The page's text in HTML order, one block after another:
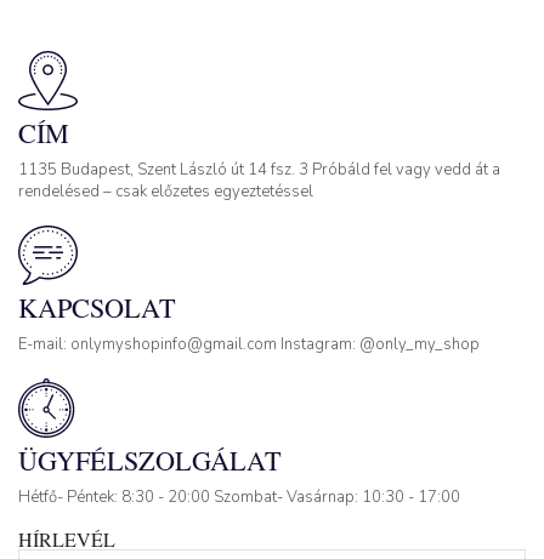
CÍM
1135 Budapest, Szent László út 14 fsz. 3 Próbáld fel vagy vedd át a
rendelésed – csak előzetes egyeztetéssel
KAPCSOLAT
E-mail: onlymyshopinfo@gmail.com Instagram: @only_my_shop
ÜGYFÉLSZOLGÁLAT
Hétfő- Péntek: 8:30 - 20:00 Szombat- Vasárnap: 10:30 - 17:00
HÍRLEVÉL